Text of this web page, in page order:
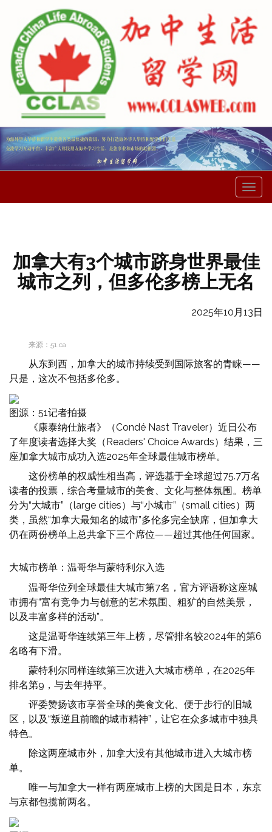
菜
单
加拿大有3个城市跻身世界最佳
城市之列，但多伦多榜上无名
2025年10月13日
来源：51.ca
从东到西，加拿大的城市持续受到国际旅客的青睐——
只是，这次不包括多伦多。
图源：51记者拍摄
《康泰纳仕旅者》（Condé Nast Traveler）近日公布
了年度读者选择大奖（Readers' Choice Awards）结果，三
座加拿大城市成功入选2025年全球最佳城市榜单。
这份榜单的权威性相当高，评选基于全球超过75.7万名
读者的投票，综合考量城市的美食、文化与整体氛围。榜单
分为“大城市”（large cities）与“小城市”（small cities）两
类，虽然“加拿大最知名的城市”多伦多完全缺席，但加拿大
仍在两份榜单上总共拿下三个席位——超过其他任何国家。
大城市榜单：温哥华与蒙特利尔入选
温哥华位列全球最佳大城市第7名，官方评语称这座城
市拥有“富有竞争力与创意的艺术氛围、粗犷的自然美景，
以及丰富多样的活动”。
这是温哥华连续第三年上榜，尽管排名较2024年的第6
名略有下滑。
蒙特利尔同样连续第三次进入大城市榜单，在2025年
排名第9，与去年持平。
评委赞扬该市享誉全球的美食文化、便于步行的旧城
区，以及“叛逆且前瞻的城市精神”，让它在众多城市中独具
特色。
除这两座城市外，加拿大没有其他城市进入大城市榜
单。
唯一与加拿大一样有两座城市上榜的大国是日本，东京
与京都包揽前两名。